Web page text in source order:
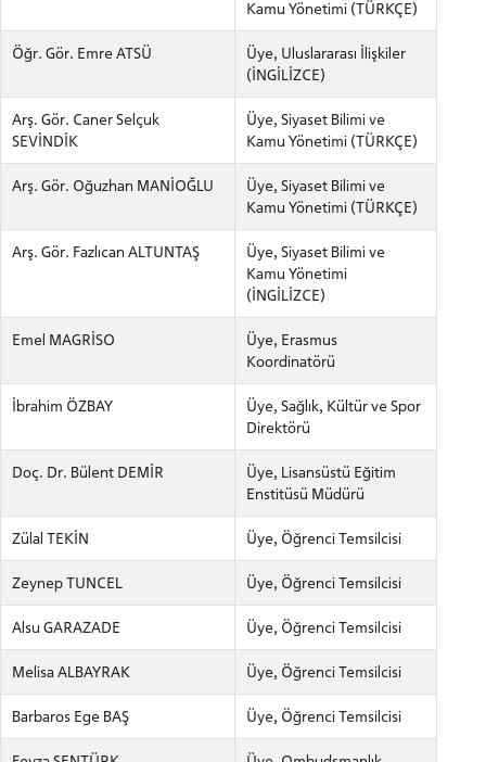
ADAY ÖĞRENCİ
Kamu Yönetimi (TÜRKÇE)
Öğr. Gör. Emre ATSÜ
Üye, Uluslararası İlişkiler
(İNGİLİZCE)
Arş. Gör. Caner Selçuk
SEVİNDİK
Üye, Siyaset Bilimi ve
Kamu Yönetimi (TÜRKÇE)
Arş. Gör. Oğuzhan MANİOĞLU
Üye, Siyaset Bilimi ve
Kamu Yönetimi (TÜRKÇE)
Arş. Gör. Fazlıcan ALTUNTAŞ
Üye, Siyaset Bilimi ve
Kamu Yönetimi
(İNGİLİZCE)
Emel MAGRİSO
Üye, Erasmus
Koordinatörü
İbrahim ÖZBAY
Üye, Sağlık, Kültür ve Spor
Direktörü
Doç. Dr. Bülent DEMİR
Üye, Lisansüstü Eğitim
Enstitüsü Müdürü
Zülal TEKİN Üye, Öğrenci Temsilcisi
Zeynep TUNCEL Üye, Öğrenci Temsilcisi
Alsu GARAZADE Üye, Öğrenci Temsilcisi
Melisa ALBAYRAK Üye, Öğrenci Temsilcisi
Barbaros Ege BAŞ Üye, Öğrenci Temsilcisi